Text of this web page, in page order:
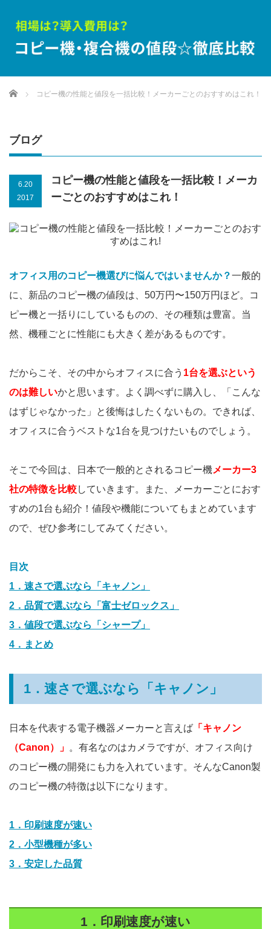
Home コピー機の性能と値段を一括比較！メーカーごとのおすすめはこれ！
ブログ
6.20
2017
コピー機の性能と値段を一括比較！メーカ
ーごとのおすすめはこれ！
オフィス用のコピー機選びに悩んではいませんか？一般的
に、新品のコピー機の値段は、50万円〜150万円ほど。コ
ピー機と一括りにしているものの、その種類は豊富。当
然、機種ごとに性能にも大きく差があるものです。
だからこそ、その中からオフィスに合う 1台を選ぶという
のは難しいかと思います。よく調べずに購入し、「こんな
はずじゃなかった」と後悔はしたくないもの。できれば、
オフィスに合うベストな1台を見つけたいものでしょう。
そこで今回は、日本で一般的とされるコピー機メーカー3
社の特徴を比較していきます。また、メーカーごとにおす
すめの1台も紹介！値段や機能についてもまとめています
ので、ぜひ参考にしてみてください。
目次
1．速さで選ぶなら「キャノン」
2．品質で選ぶなら「富士ゼロックス」
3．値段で選ぶなら「シャープ」
4．まとめ
1．速さで選ぶなら「キャノン」
日本を代表する電子機器メーカーと言えば 「キャノン
（Canon）」 。有名なのはカメラですが、オフィス向け
のコピー機の開発にも力を入れています。そんなCanon製
のコピー機の特徴は以下になります。
1．印刷速度が速い
2．小型機種が多い
3．安定した品質
1．印刷速度が速い